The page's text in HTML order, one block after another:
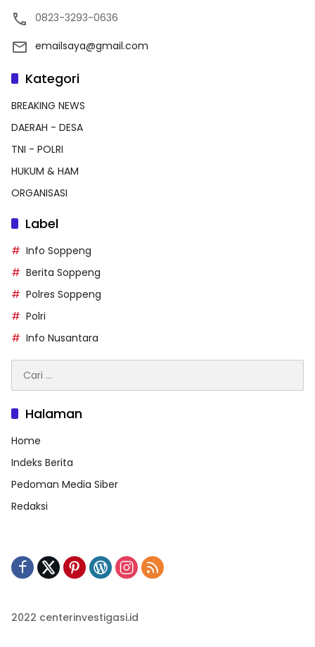
0823-3293-0636
emailsaya@gmail.com
Kategori
BREAKING NEWS
DAERAH - DESA
TNI - POLRI
HUKUM & HAM
ORGANISASI
Label
Info Soppeng
Berita Soppeng
Polres Soppeng
Polri
Info Nusantara
untuk:
Halaman
Home
Indeks Berita
Pedoman Media Siber
Redaksi
2022 centerinvestigasi.id